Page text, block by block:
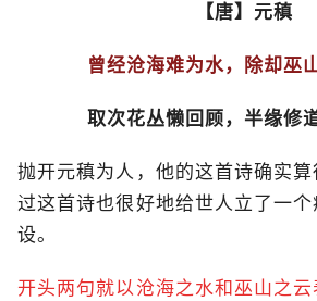
【唐】元稹
曾经沧海难为水，除却巫
取次花丛懒回顾，半缘修
抛开元稹为人，他的这首诗确实
过这首诗也很好地给世人立了一
设。
开头两句就以沧海之水和巫山之